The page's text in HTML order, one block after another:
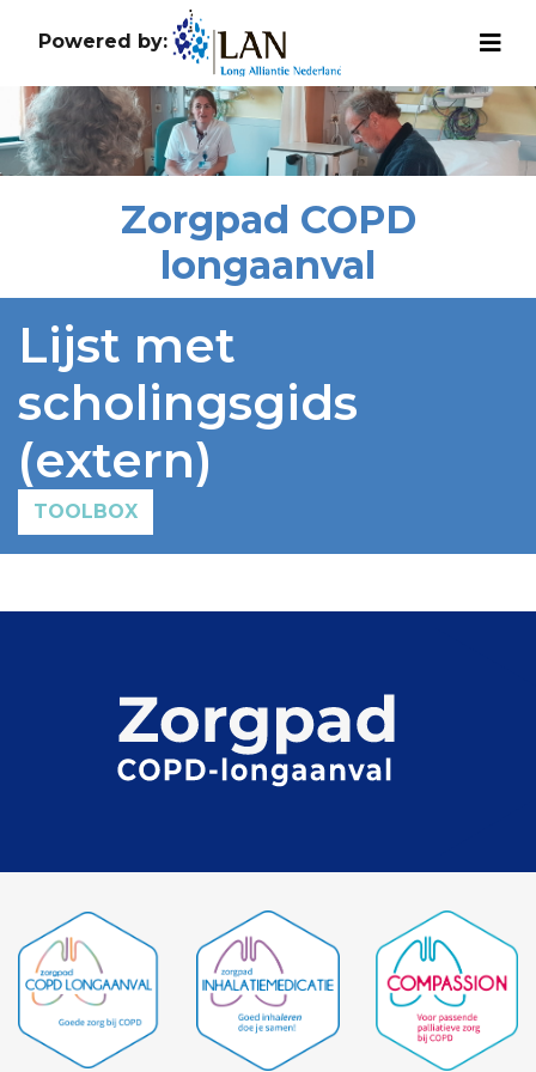
Powered by:
Zorgpad COPD
longaanval
Lijst met
scholingsgids
(extern)
TOOLBOX